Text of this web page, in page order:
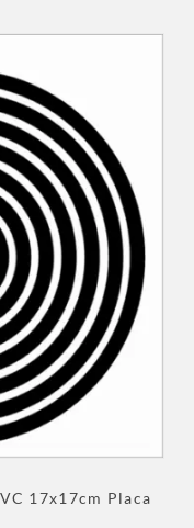
17x17cm Placa